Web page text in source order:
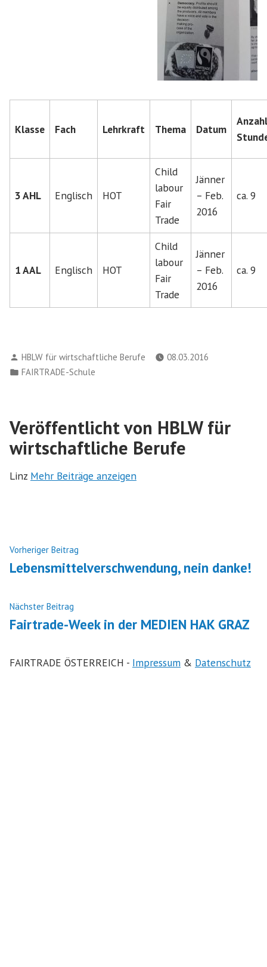
Klasse Fach Lehrkraft Thema Datum
Anzahl
3 AHL Englisch HOT
Child
labour
Fair
Trade
Jänner
– Feb.
2016
ca. 9
1 AAL Englisch HOT
Child
labour
Fair
Trade
Jänner
– Feb.
2016
ca. 9
Verfasst
von
HBLW für wirtschaftliche Berufe
08.03.2016
Veröffentlicht
FAIRTRADE-Schule
Veröffentlicht von HBLW für
wirtschaftliche Berufe
Linz Mehr Beiträge anzeigen
Beitragsnavigation
Vorheriger Beitrag
Beitrag:
Lebensmittelverschwendung, nein danke!
Nächster Beitrag
Beitrag:
Fairtrade-Week in der MEDIEN HAK GRAZ
FAIRTRADE ÖSTERREICH - Impressum & Datenschutz